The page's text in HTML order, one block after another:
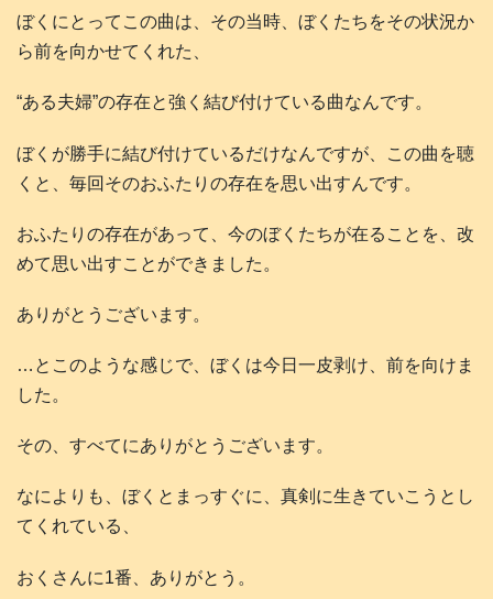
ぼくにとってこの曲は、その当時、ぼくたちをその状況か
ら前を向かせてくれた、
“ある夫婦”の存在と強く結び付けている曲なんです。
ぼくが勝手に結び付けているだけなんですが、この曲を聴
くと、毎回そのおふたりの存在を思い出すんです。
おふたりの存在があって、今のぼくたちが在ることを、改
めて思い出すことができました。
ありがとうございます。
…とこのような感じで、ぼくは今日一皮剥け、前を向けま
した。
その、すべてにありがとうございます。
なによりも、ぼくとまっすぐに、真剣に生きていこうとし
てくれている、
おくさんに1番、ありがとう。